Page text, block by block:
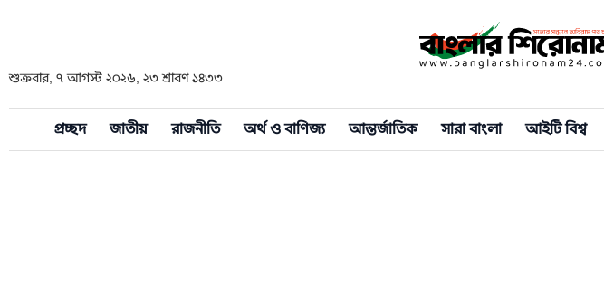
শুক্রবার, ৭ আগস্ট ২০২৬, ২৩ শ্রাবণ ১৪৩৩
প্রচ্ছদ জাতীয় রাজনীতি অর্থ ও বাণিজ্য আন্তর্জাতিক সারা বাংলা আইটি বিশ্ব